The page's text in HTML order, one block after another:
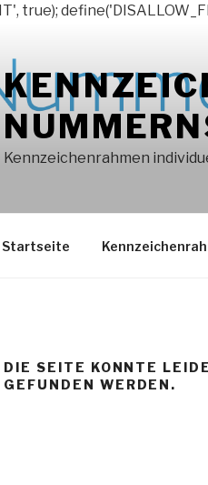
true);
Kennzeichenrahmen
Startseite
DIE SEITE KONNTE
GEFUNDEN WERDEN.